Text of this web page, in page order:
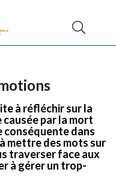
à réfléchir sur la
par la mort
conséquente dans
mettre des mots sur
traverser face aux
à gérer un trop-